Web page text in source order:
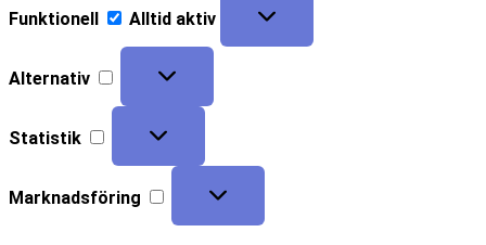
Funktionell Alltid aktiv
Alternativ
Statistik
Marknadsföring